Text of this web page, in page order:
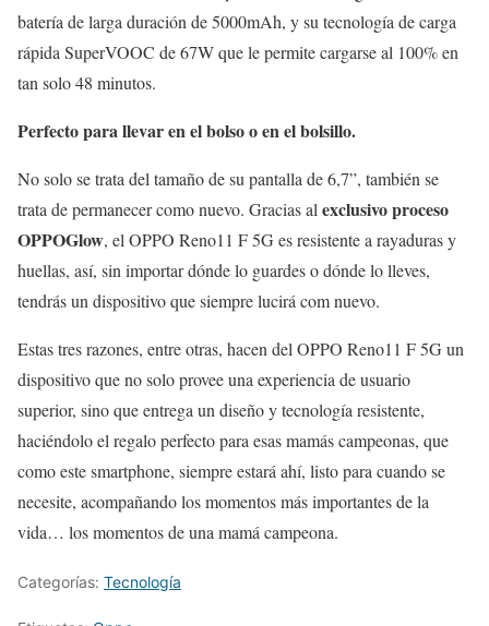
batería de larga duración de 5000mAh, y su tecnología de carga
rápida SuperVOOC de 67W que le permite cargarse al 100% en
tan solo 48 minutos.
Perfecto para llevar en el bolso o en el bolsillo.
No solo se trata del tamaño de su pantalla de 6,7”, también se
trata de permanecer como nuevo. Gracias al exclusivo proceso
OPPOGlow, el OPPO Reno11 F 5G es resistente a rayaduras y
huellas, así, sin importar dónde lo guardes o dónde lo lleves,
tendrás un dispositivo que siempre lucirá com nuevo.
Estas tres razones, entre otras, hacen del OPPO Reno11 F 5G un
dispositivo que no solo provee una experiencia de usuario
superior, sino que entrega un diseño y tecnología resistente,
haciéndolo el regalo perfecto para esas mamás campeonas, que
como este smartphone, siempre estará ahí, listo para cuando se
necesite, acompañando los momentos más importantes de la
vida… los momentos de una mamá campeona.
Categorías: Tecnología